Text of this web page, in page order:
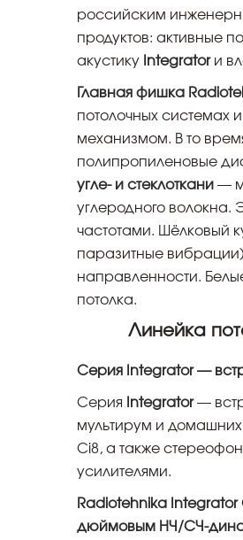
российским
продуктов: активные
акустику Integratorи
Главная фишка
потолочных системах и
механизмом. В то
полипропиленовые
угле- и стеклоткани —
углеродного волокна.
частотами. Шёлковый
паразитные
направленности.
потолка.
Линейка
Серия Integrator —
Серия Integrator—
мультирум и домашних
Ci8, а также
усилителями.
Radiotehnika Integrator
дюймовым НЧ/СЧ-